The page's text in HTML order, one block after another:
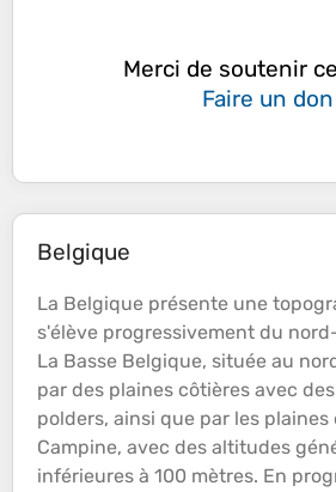
Merci de soutenir
Faire un don
Belgique
La Belgique présente une
s'élève progressivement du
La Basse Belgique, située au
par des plaines côtières avec
polders, ainsi que par les plaines
Campine, avec des altitudes
inférieures à 100 mètres. En